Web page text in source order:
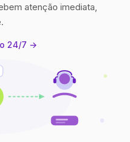
atenção imediata,
24/7 →